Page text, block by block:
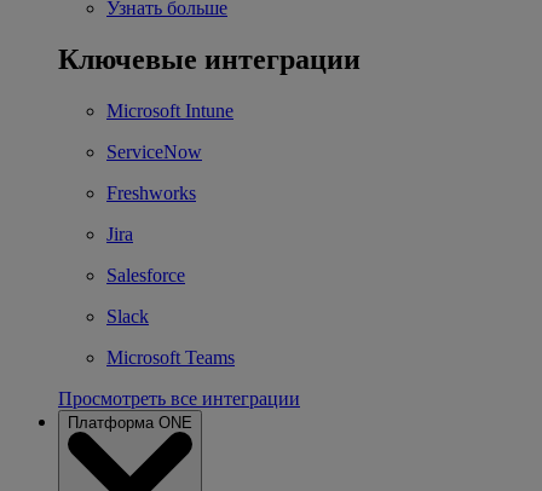
Узнать больше
Ключевые интеграции
Microsoft Intune
ServiceNow
Freshworks
Jira
Salesforce
Slack
Microsoft Teams
Просмотреть все интеграции
Платформа ONE